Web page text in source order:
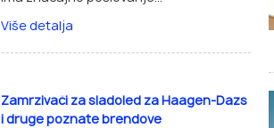
Više detalja
Zamrzivači za sladoled za Haagen-Dazs
i druge poznate brendove